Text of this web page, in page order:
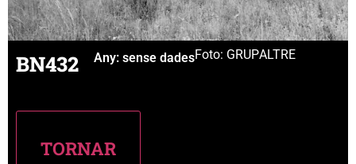
BN432 Any: sense dadesFoto: GRUPALTRE